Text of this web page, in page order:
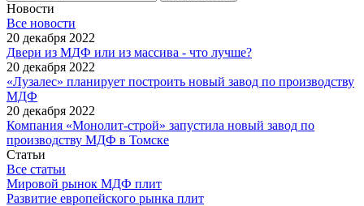
Новости
Все новости
20 декабря 2022
Двери из МДФ или из массива - что лучше?
20 декабря 2022
«Лузалес» планирует построить новый завод по производству
МДФ
20 декабря 2022
Компания «Монолит-строй» запустила новый завод по
производству МДФ в Томске
Статьи
Все статьи
Мировой рынок МДФ плит
Развитие европейского рынка плит